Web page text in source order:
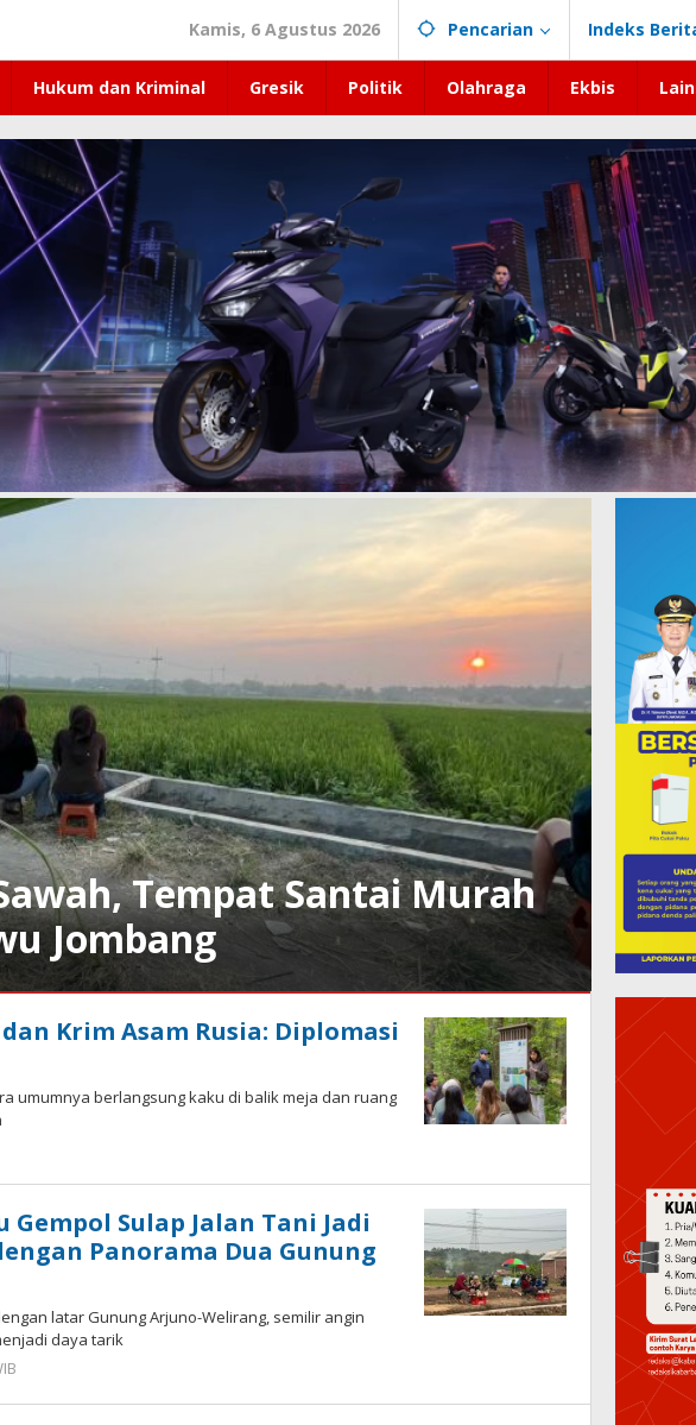
Kamis, 6 Agustus 2026 Pencarian Indeks
Hukum dan Kriminal Gresik Politik Olahraga Ekbis
Tempat Santai Murah
Jombang
Krim Asam Rusia: Diplomasi
umumnya berlangsung kaku di balik meja dan ruang
Sulap Jalan Tani Jadi
Panorama Dua Gunung
latar Gunung Arjuno-Welirang, semilir angin
daya tarik